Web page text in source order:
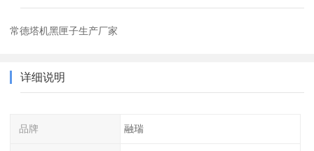
常德塔机黑匣子生产厂家
详细说明
品牌 融瑞